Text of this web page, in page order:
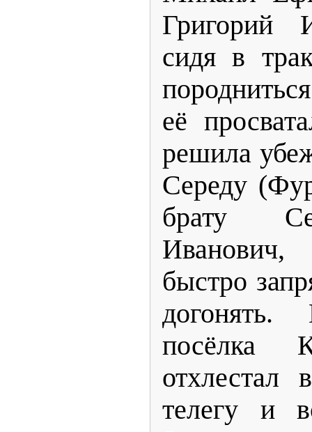
Григорий
сидя в
её
решила
Середу
брату
быстро
посёлка
отхлестал
телегу и